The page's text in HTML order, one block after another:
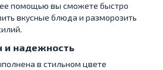
помощью вы сможете быстро
вкусные блюда и разморозить
и надежность
в стильном цвете